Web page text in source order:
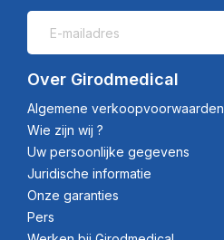
Over Girodmedical
Algemene verkoopvoorwaarden
Wie zijn wij ?
Uw persoonlijke gegevens
Juridische informatie
Onze garanties
Pers